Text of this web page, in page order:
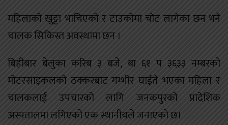
महिलाको खुट्टा भाचिएको र टाउकोमा चोट लागेका छन भने
चालक सिकिस्त अवस्थामा छन ।
बिहीबार बेलुका करिब ३ बजे, बा ६१ प ३६३३ नम्बरको
मोटरसाइकलको ठक्करबाट गम्भीर घाईते भएका महिला र
चालकलाई उपचारको लागि जनकपुरको प्रादेशिक
अस्पतालमा लगिएको एक स्थानीयले जनाएको छ।